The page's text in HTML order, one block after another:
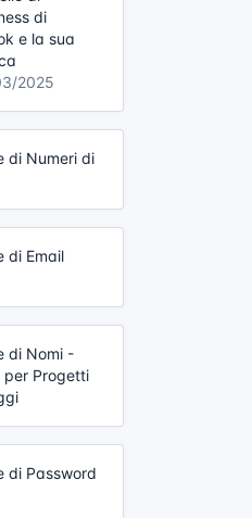
di
e la sua
2025
di Numeri di
di Email
di Nomi -
per Progetti
di Password